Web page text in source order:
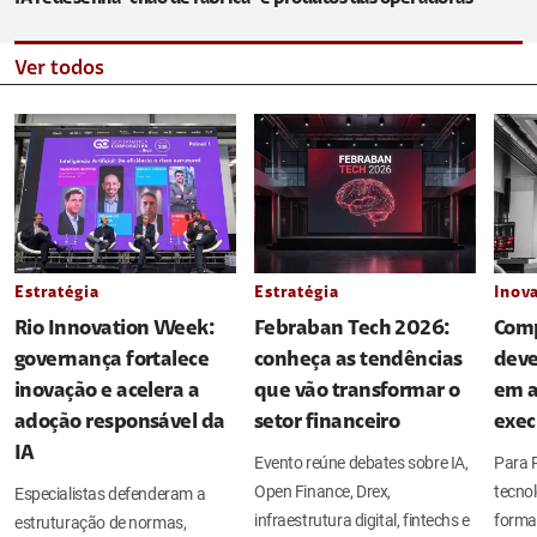
Ver todos
Estratégia
Rio Innovation Week:
governança fortalece
inovação e acelera a
adoção responsável da
IA
Especialistas defenderam a
estruturação de normas,
Estratégia
Febraban Tech 2026:
conheça as tendências
que vão transformar o
setor financeiro
Evento reúne debates sobre IA,
Open Finance, Drex,
infraestrutura digital, fintechs e
em
Para